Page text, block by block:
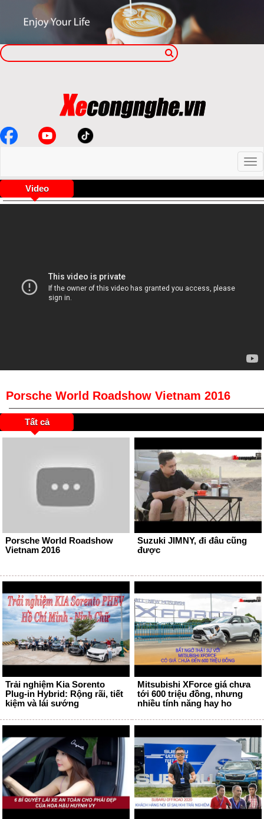
Video
Porsche World Roadshow Vietnam 2016
Tất cả
Porsche World Roadshow
Vietnam 2016
Suzuki JIMNY, đi đâu cũng
được
Trải nghiệm Kia Sorento
Plug-in Hybrid: Rộng rãi, tiết
kiệm và lái sướng
Mitsubishi XForce giá chưa
tới 600 triệu đồng, nhưng
nhiều tính năng hay ho